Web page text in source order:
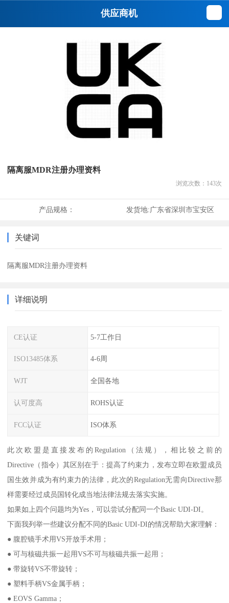
供应商机
隔离服MDR注册办理资料
浏览次数： 143次
产品规格： 发货地:广东省深圳市宝安区
关键词
隔离服MDR注册办理资料
详细说明
CE认证 5-7工作日
ISO13485体系 4-6周
WJT 全国各地
认可度高 ROHS认证
FCC认证 ISO体系
此次欧盟是直接发布的Regulation（法规），相比较之前的
Directive（指令）其区别在于：提高了约束力，发布立即在欧盟成员
国生效并成为有约束力的法律，此次的Regulation无需向Directive那
样需要经过成员国转化成当地法律法规去落实实施。
如果如上四个问题均为Yes，可以尝试分配同一个Basic UDI-DI。
下面我列举一些建议分配不同的Basic UDI-DI的情况帮助大家理解：
● 腹腔镜手术用VS开放手术用；
● 可与核磁共振一起用VS不可与核磁共振一起用；
● 带旋转VS不带旋转；
● 塑料手柄VS金属手柄；
● EOVS Gamma；